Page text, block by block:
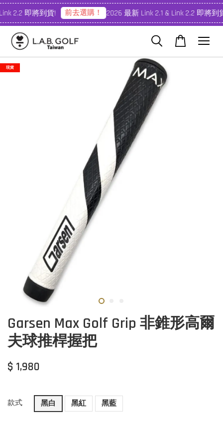
2.2 即將到貨! 前去選購！ 2026 最新 Link 2.1 & Link 2.2 即將到
現貨
Garsen Max Golf Grip 非錐形高爾
夫球推桿握把
$ 1,980
款式 黑白 黑紅 黑藍